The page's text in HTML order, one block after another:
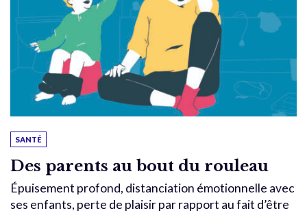
SANTÉ
Des parents au bout du rouleau
Épuisement profond, distanciation émotionnelle avec
ses enfants, perte de plaisir par rapport au fait d’être